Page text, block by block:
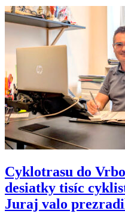
Cyklotrasu do
desiatky tisíc
Juraj valo